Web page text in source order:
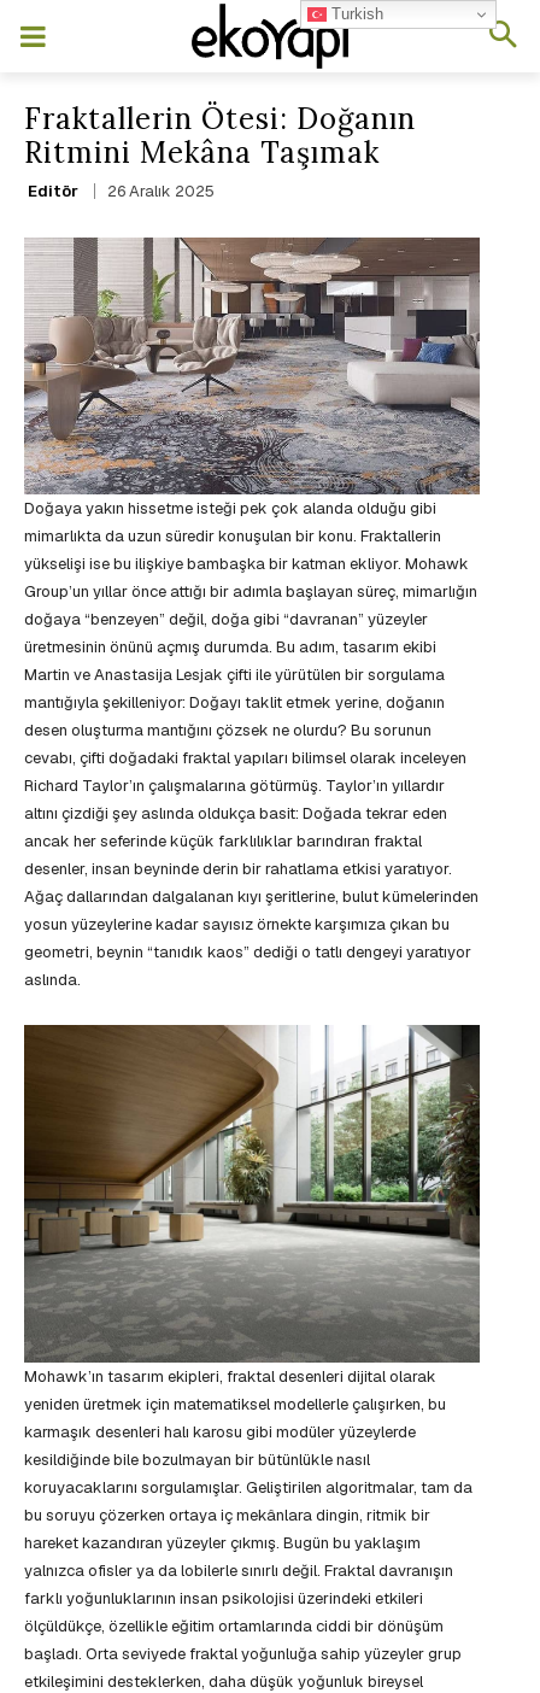
Fraktallerin Ötesi: Doğanın
Ritmini Mekâna Taşımak
Editör 26 Aralık 2025
Doğaya yakın hissetme isteği pek çok alanda olduğu gibi
mimarlıkta da uzun süredir konuşulan bir konu. Fraktallerin
yükselişi ise bu ilişkiye bambaşka bir katman ekliyor. Mohawk
Group’un yıllar önce attığı bir adımla başlayan süreç, mimarlığın
doğaya “benzeyen” değil, doğa gibi “davranan” yüzeyler
üretmesinin önünü açmış durumda. Bu adım, tasarım ekibi
Martin ve Anastasija Lesjak çifti ile yürütülen bir sorgulama
mantığıyla şekilleniyor: Doğayı taklit etmek yerine, doğanın
desen oluşturma mantığını çözsek ne olurdu? Bu sorunun
cevabı, çifti doğadaki fraktal yapıları bilimsel olarak inceleyen
Richard Taylor’ın çalışmalarına götürmüş. Taylor’ın yıllardır
altını çizdiği şey aslında oldukça basit: Doğada tekrar eden
ancak her seferinde küçük farklılıklar barındıran fraktal
desenler, insan beyninde derin bir rahatlama etkisi yaratıyor.
Ağaç dallarından dalgalanan kıyı şeritlerine, bulut kümelerinden
yosun yüzeylerine kadar sayısız örnekte karşımıza çıkan bu
geometri, beynin “tanıdık kaos” dediği o tatlı dengeyi yaratıyor
aslında.
Mohawk’ın tasarım ekipleri, fraktal desenleri dijital olarak
yeniden üretmek için matematiksel modellerle çalışırken, bu
karmaşık desenleri halı karosu gibi modüler yüzeylerde
kesildiğinde bile bozulmayan bir bütünlükle nasıl
koruyacaklarını sorgulamışlar. Geliştirilen algoritmalar, tam da
bu soruyu çözerken ortaya iç mekânlara dingin, ritmik bir
hareket kazandıran yüzeyler çıkmış. Bugün bu yaklaşım
yalnızca ofisler ya da lobilerle sınırlı değil. Fraktal davranışın
farklı yoğunluklarının insan psikolojisi üzerindeki etkileri
ölçüldükçe, özellikle eğitim ortamlarında ciddi bir dönüşüm
başladı. Orta seviyede fraktal yoğunluğa sahip yüzeyler grup
etkileşimini desteklerken, daha düşük yoğunluk bireysel
Turkish